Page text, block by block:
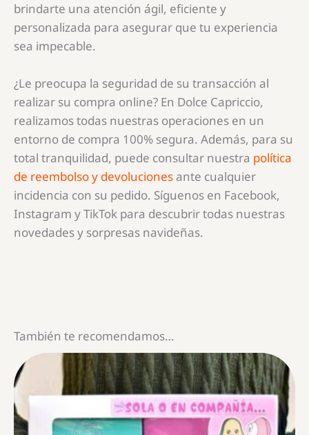
brindarte una atención ágil, eficiente y
personalizada para asegurar que tu experiencia
sea impecable.
¿Le preocupa la seguridad de su transacción al
realizar su compra online? En Dolce Capriccio,
realizamos todas nuestras operaciones en un
entorno de compra 100% segura. Además, para su
total tranquilidad, puede consultar nuestra política
de reembolso y devoluciones ante cualquier
incidencia con su pedido. Síguenos en Facebook,
Instagram y TikTok para descubrir todas nuestras
novedades y sorpresas navideñas.
También te recomendamos…